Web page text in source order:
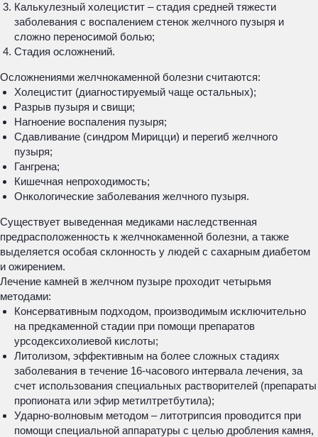
Калькулезный холецистит – стадия средней тяжести
заболевания с воспалением стенок желчного пузыря и
сложно переносимой болью;
Стадия осложнений.
Осложнениями желчнокаменной болезни считаются:
Холецистит (диагностируемый чаще остальных);
Разрыв пузыря и свищи;
Нагноение воспаления пузыря;
Сдавливание (синдром Мирицци) и перегиб желчного
пузыря;
Гангрена;
Кишечная непроходимость;
Онкологические заболевания желчного пузыря.
Существует выведенная медиками наследственная
предрасположенность к желчнокаменной болезни, а также
выделяется особая склонность у людей с сахарным диабетом
и ожирением.
Лечение камней в желчном пузыре проходит четырьмя
методами:
Консервативным подходом, производимым исключительно
на предкаменной стадии при помощи препаратов
урсодексихолиевой кислоты;
Литолизом, эффективным на более сложных стадиях
заболевания в течение 16-часового интервала лечения, за
счет использования специальных растворителей (препараты
пропионата или эфир метилтретбутила);
Ударно-волновым методом – литотрипсия проводится при
помощи специальной аппаратуры с целью дробления камня,